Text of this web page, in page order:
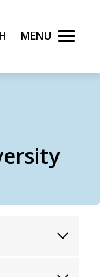
Menu